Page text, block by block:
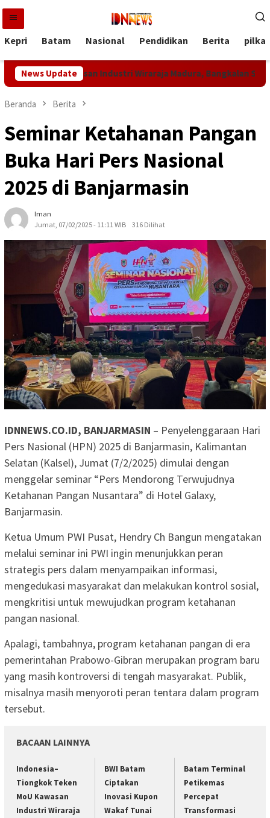
Loncat
konten
Kepri Batam Nasional Pendidikan Berita
News Update
MoU Kawasan Industri Wiraraja Madura, Bangkalan Siap Jadi
Beranda Berita
Seminar Ketahanan Pangan
Buka Hari Pers Nasional
2025 di Banjarmasin
Iman
Jumat, 07/02/2025 - 11:11 WIB
316 Dilihat
IDNNEWS.CO.ID, BANJARMASIN – Penyelenggaraan Hari
Pers Nasional (HPN) 2025 di Banjarmasin, Kalimantan
Selatan (Kalsel), Jumat (7/2/2025) dimulai dengan
menggelar seminar “Pers Mendorong Terwujudnya
Ketahanan Pangan Nusantara” di Hotel Galaxy,
Banjarmasin.
Ketua Umum PWI Pusat, Hendry Ch Bangun mengatakan
melalui seminar ini PWI ingin menunjukkan peran
strategis pers dalam menyampaikan informasi,
mengedukasi masyarakat dan melakukan kontrol sosial,
mengkritisi untuk mewujudkan program ketahanan
pangan nasional.
Apalagi, tambahnya, program ketahanan pangan di era
pemerintahan Prabowo-Gibran merupakan program baru
yang masih kontroversi di tengah masyarakat. Publik,
misalnya masih menyoroti peran tentara dalam program
tersebut.
BACAAN LAINNYA
Indonesia–
Tiongkok Teken
MoU Kawasan
Industri Wiraraja
BWI Batam
Ciptakan
Inovasi Kupon
Wakaf Tunai
Batam Terminal
Petikemas
Percepat
Transformasi